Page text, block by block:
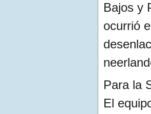
Bajos y
ocurrió
Para la
El